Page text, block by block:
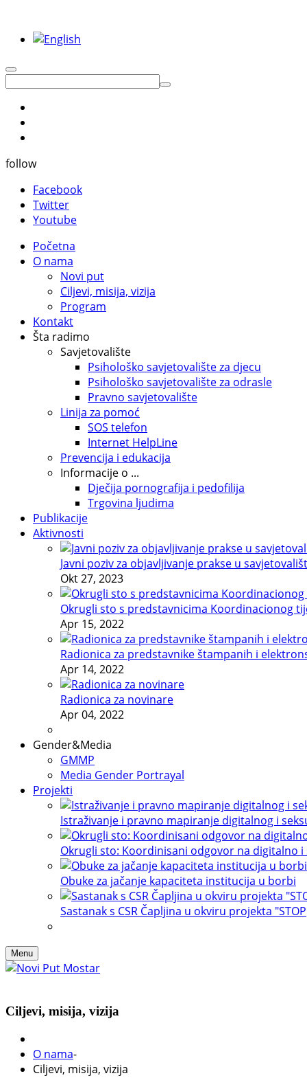
follow
Facebook
Twitter
Youtube
Početna
O nama
Novi put
Ciljevi, misija, vizija
Program
Kontakt
Šta radimo
Savjetovalište
Psihološko savjetovalište za djecu
Psihološko savjetovalište za odrasle
Pravno savjetovalište
Linija za pomoć
SOS telefon
Internet HelpLine
Prevencija i edukacija
Informacije o ...
Dječija pornografija i pedofilija
Trgovina ljudima
Publikacije
Aktivnosti
Javni poziv za objavljivanje prakse u
Okt 27, 2023
Okrugli sto s predstavnicima Koordinacionog
Apr 15, 2022
Radionica za predstavnike štampanih i
Apr 14, 2022
Radionica za novinare
Apr 04, 2022
Gender&Media
GMMP
Media Gender Portrayal
Projekti
Istraživanje i pravno mapiranje digitalnog i
Okrugli sto: Koordinisani odgovor na digitalno i
Obuke za jačanje kapaciteta institucija u borbi
Sastanak s CSR Čapljina u okviru projekta "STOP
Menu
Ciljevi, misija, vizija
O nama-
Ciljevi, misija, vizija